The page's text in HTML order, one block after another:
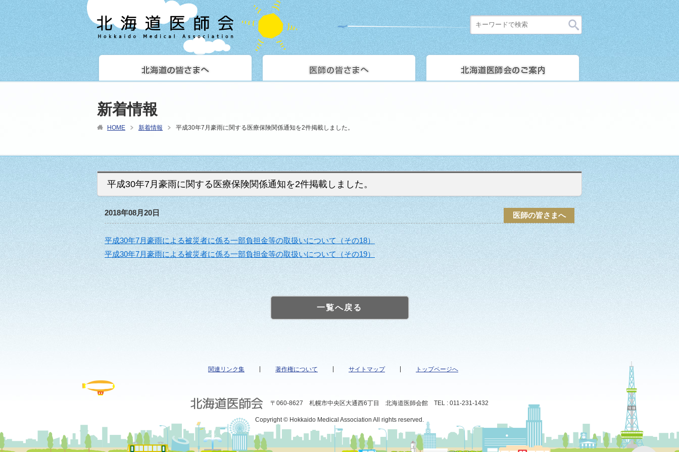
新着情報
HOME 新着情報 平成30年7月豪雨に関する医療保険関係通知を2件掲載しました。
平成30年7月豪雨に関する医療保険関係通知を2件掲載しました。
2018年08月20日 医師の皆さまへ
平成30年7月豪雨による被災者に係る一部負担金等の取扱いについて（その18）
平成30年7月豪雨による被災者に係る一部負担金等の取扱いについて（その19）
一覧へ戻る
関連リンク集 著作権について サイトマップ トップページへ
〒060-8627 札幌市中央区大通西6丁目 北海道医師会館 TEL : 011-231-1432
Copyright © Hokkaido Medical Association All rights reserved.